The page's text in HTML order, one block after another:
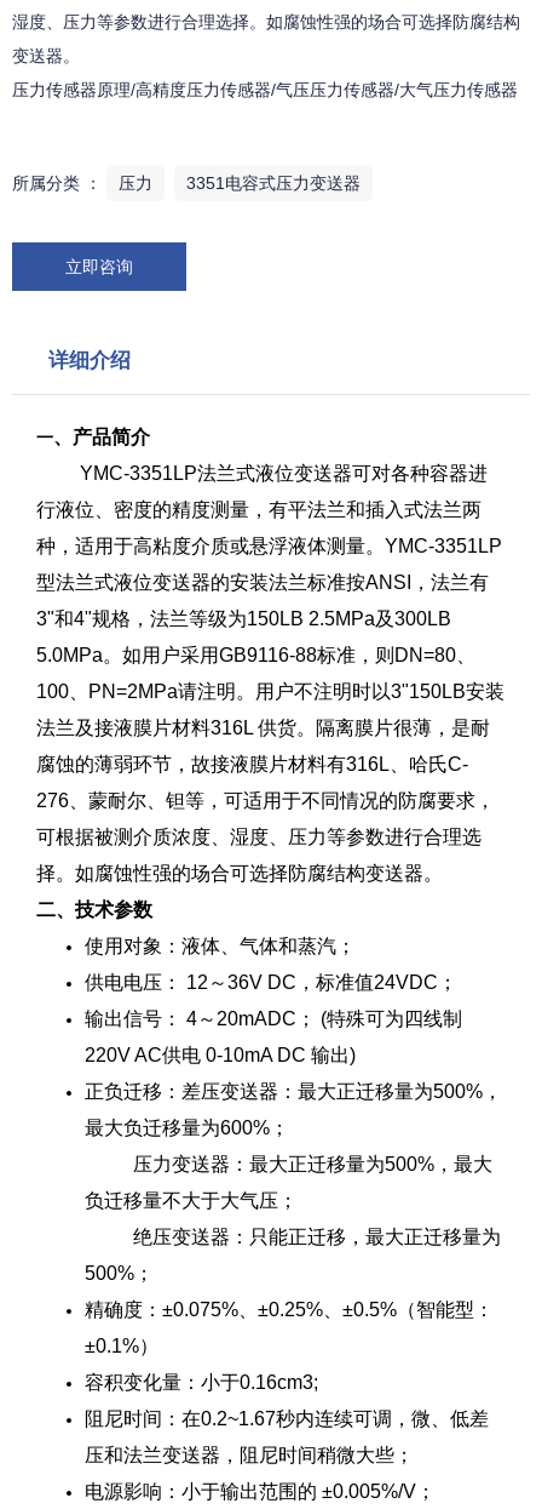
湿度、压力等参数进行合理选择。如腐蚀性强的场合可选择防腐结构
变送器。
压力传感器原理/高精度压力传感器/气压压力传感器/大气压力传感器
所属分类 ： 压力 3351电容式压力变送器
立即咨询
详细介绍
一、产品简介
YMC-3351LP法兰式液位变送器可对各种容器进
行液位、密度的精度测量，有平法兰和插入式法兰两
种，适用于高粘度介质或悬浮液体测量。YMC-3351LP
型法兰式液位变送器的安装法兰标准按ANSI，法兰有
3"和4"规格，法兰等级为150LB 2.5MPa及300LB
5.0MPa。如用户采用GB9116-88标准，则DN=80、
100、PN=2MPa请注明。用户不注明时以3"150LB安装
法兰及接液膜片材料316L 供货。隔离膜片很薄，是耐
腐蚀的薄弱环节，故接液膜片材料有316L、哈氏C-
276、蒙耐尔、钽等，可适用于不同情况的防腐要求，
可根据被测介质浓度、湿度、压力等参数进行合理选
择。如腐蚀性强的场合可选择防腐结构变送器。
二、技术参数
使用对象：液体、气体和蒸汽；
供电电压： 12～36V DC，标准值24VDC；
输出信号： 4～20mADC； (特殊可为四线制
220V AC供电 0-10mA DC 输出)
正负迁移：差压变送器：最大正迁移量为500%，
最大负迁移量为600%；
压力变送器：最大正迁移量为500%，最大
负迁移量不大于大气压；
绝压变送器：只能正迁移，最大正迁移量为
500%；
精确度：±0.075%、±0.25%、±0.5%（智能型：
±0.1%）
容积变化量：小于0.16cm3;
阻尼时间：在0.2~1.67秒内连续可调，微、低差
压和法兰变送器，阻尼时间稍微大些；
电源影响：小于输出范围的 ±0.005%/V；